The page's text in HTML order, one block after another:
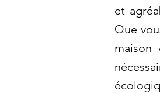
et
Que